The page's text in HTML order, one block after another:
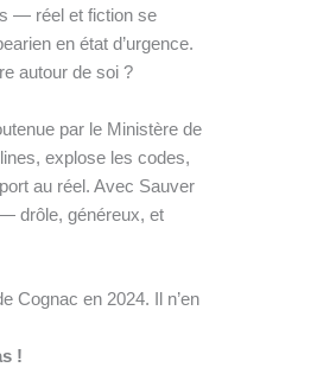
— réel et fiction se
en état d’urgence.
autour de soi ?
par le Ministère de
explose les codes,
au réel. Avec Sauver
drôle, généreux, et
Cognac en 2024. Il n’en
!